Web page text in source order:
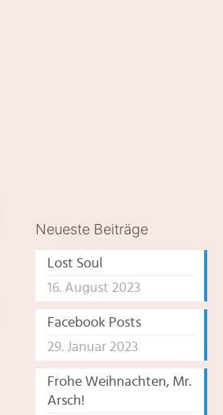
Neueste Beiträge
Lost Soul
16. August 2023
Facebook Posts
29. Januar 2023
Frohe Weihnachten, Mr.
Arsch!